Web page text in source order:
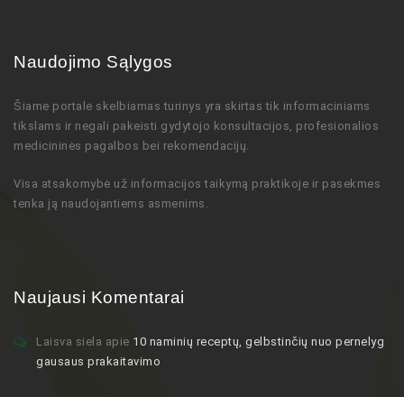
Naudojimo Sąlygos
Šiame portale skelbiamas turinys yra skirtas tik informaciniams
tikslams ir negali pakeisti gydytojo konsultacijos, profesionalios
medicininės pagalbos bei rekomendacijų
Visa atsakomybė už informacijos taikymą praktikoje ir pasekmes
tenka ją naudojantiems asmenims.
Naujausi Komentarai
Laisva siela apie 10 naminių receptų, gelbstinčių nuo pernelyg
gausaus prakaitavimo